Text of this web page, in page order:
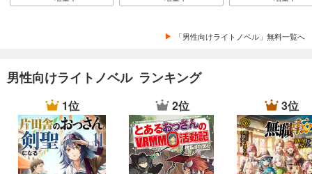
「男性向けライトノベル」無料一覧へ
男性向けライトノベル ランキング
1位 2位 3位